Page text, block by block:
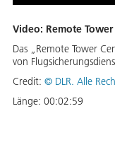
Video: Remote
Das „Remote Tower
von
Credit: © DLR. Alle
Länge: 00:02:59